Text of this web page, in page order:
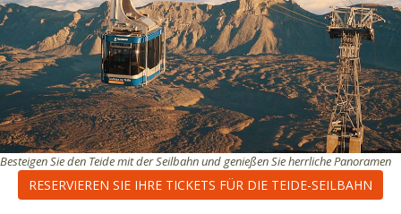
Besteigen Sie den Teide mit der Seilbahn und genießen Sie herrliche Panoramen
RESERVIEREN SIE IHRE TICKETS FÜR DIE TEIDE-SEILBAHN